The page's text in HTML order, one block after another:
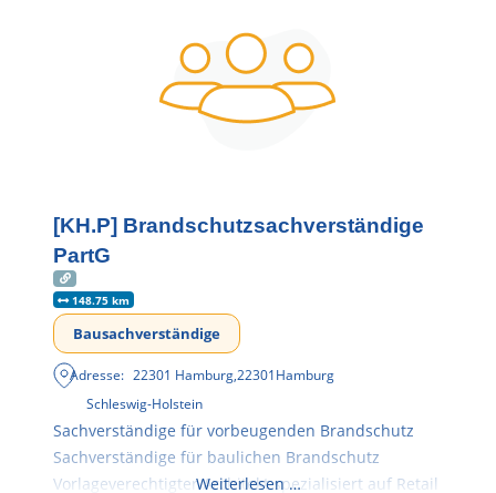
[KH.P] Brandschutzsachverständige
PartG
148.75 km
Bausachverständige
Adresse: 22301 Hamburg,22301Hamburg
Schleswig-Holstein
Sachverständige für vorbeugenden Brandschutz
Sachverständige für baulichen Brandschutz
Vorlageverechtigter Architekt spezialisiert auf Retail
Weiterlesen …